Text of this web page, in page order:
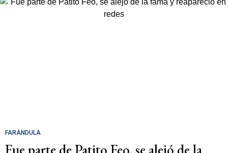
FARÁNDULA